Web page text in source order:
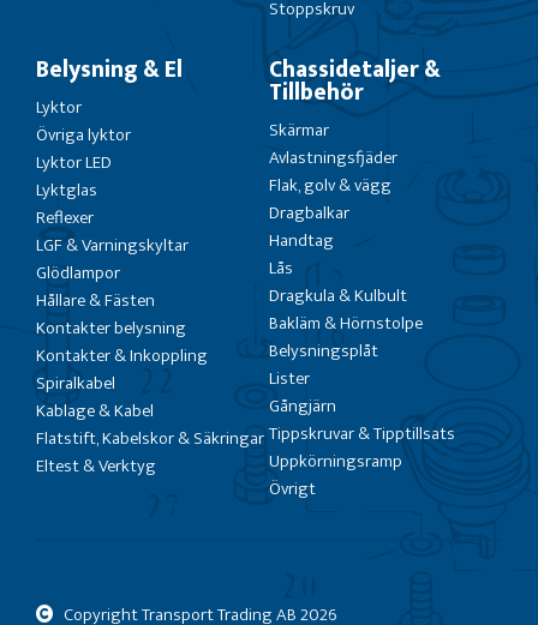
Stoppskruv
Belysning & El
Lyktor
Övriga lyktor
Lyktor LED
Lyktglas
Reflexer
LGF & Varningskyltar
Glödlampor
Hållare & Fästen
Kontakter belysning
Kontakter & Inkoppling
Spiralkabel
Kablage & Kabel
Flatstift, Kabelskor & Säkringar
Eltest & Verktyg
Chassidetaljer &
Tillbehör
Skärmar
Avlastningsfjäder
Flak, golv & vägg
Dragbalkar
Handtag
Lås
Dragkula & Kulbult
Bakläm & Hörnstolpe
Belysningsplåt
Lister
Gångjärn
Tippskruvar & Tipptillsats
Uppkörningsramp
Övrigt
Copyright Transport Trading AB2026